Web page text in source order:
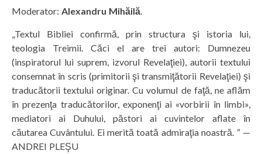
Moderator: Alexandru Mihăilă.
„Textul Bibliei confirmă, prin structura şi istoria lui,
teologia Treimii. Căci el are trei autori: Dumnezeu
(inspiratorul lui suprem, izvorul Revelaţiei), autorii textului
consemnat în scris (primitorii şi transmiţătorii Revelaţiei) şi
traducătorii textului originar. Cu volumul de faţă, ne aflăm
în prezenţa traducătorilor, exponenţi ai «vorbirii în limbi»,
mediatori ai Duhului, păstori ai cuvintelor aflate în
căutarea Cuvântului. Ei merită toată admiraţia noastră. “ —
ANDREI PLEŞU